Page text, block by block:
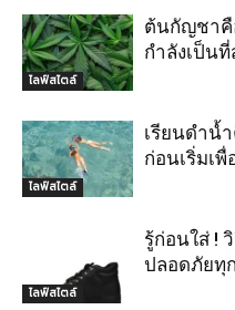
ไลฟ์สไตล์
ต้นกัญชาคื
กำลังเป็น
ไลฟ์สไตล์
เรียนดำน้
ก่อนเริ่มเ
ไลฟ์สไตล์
รู้ก่อนใส่ !
ปลอดภัยทุ